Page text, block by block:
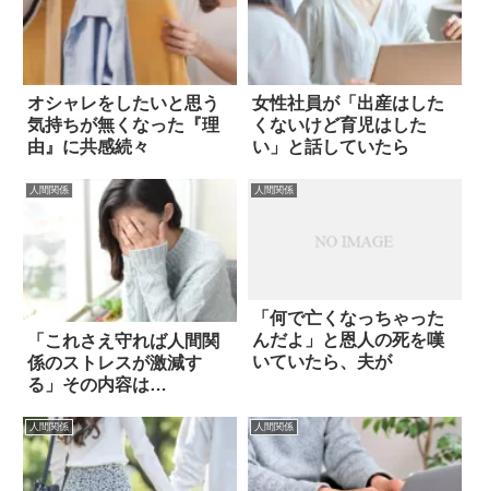
オシャレをしたいと思う
気持ちが無くなった『理
由』に共感続々
女性社員が「出産はした
くないけど育児はした
い」と話していたら
人間関係
「これさえ守れば人間関
係のストレスが激減す
る」その内容は…
人間関係
「何で亡くなっちゃった
んだよ」と恩人の死を嘆
いていたら、夫が
人間関係 人間関係